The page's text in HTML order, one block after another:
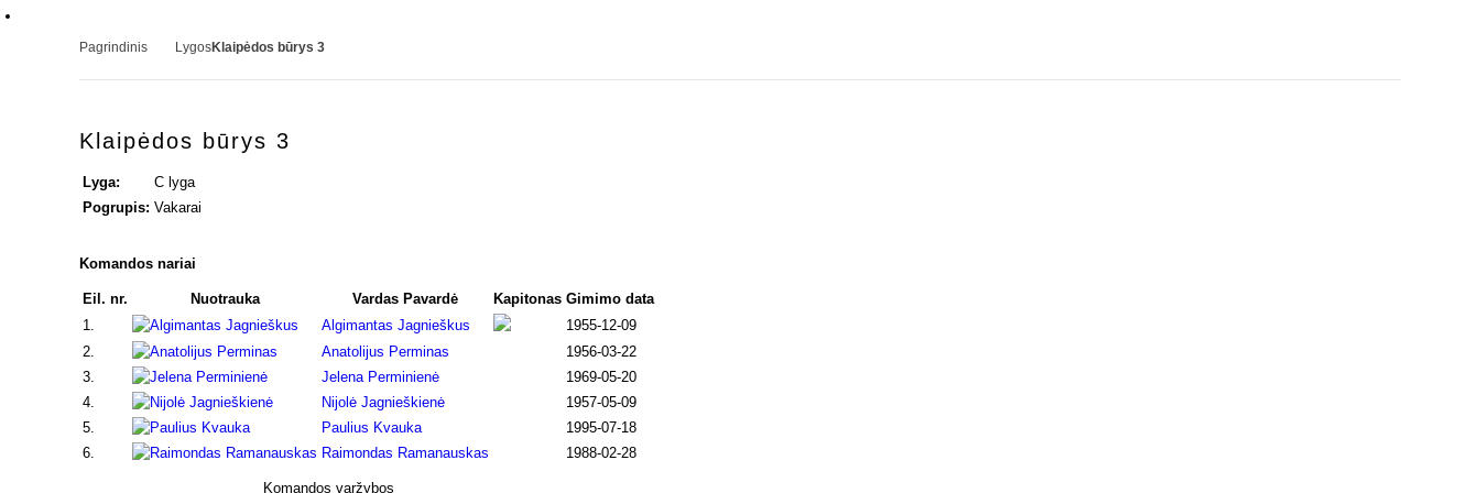
Pagrindinis LygosKlaipėdos būrys 3
Klaipėdos būrys 3
Lyga:
C lyga
Pogrupis: Vakarai
Komandos nariai
Eil. nr. Nuotrauka Vardas Pavardė Kapitonas Gimimo data
1.
Algimantas Jagnieškus
1955-12-09
2.
Anatolijus Perminas
1956-03-22
3.
Jelena Perminienė
1969-05-20
4.
Nijolė Jagnieškienė
1957-05-09
5.
Paulius Kvauka
1995-07-18
6.
Raimondas Ramanauskas 1988-02-28
Komandos varžybos